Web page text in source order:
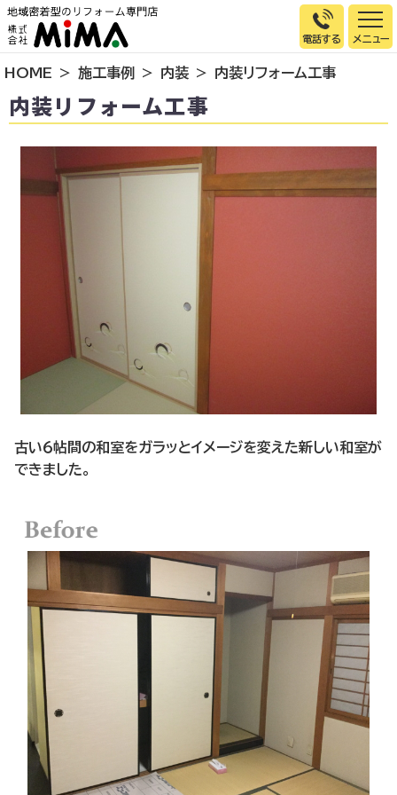
電話する
トップページ
選ばれる理由
施工事例
お客様の声
店舗＆モデルハウス紹介
スタッフ紹介
リフォームの流れ
お知らせ
会社概要
HOME 施工事例 内装 内装リフォーム工事
内装リフォーム工事
古い６帖間の和室をガラッとイメージを変えた新しい和室が
できました。